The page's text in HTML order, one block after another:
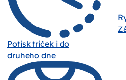
Potisk triček i do
druhého dne